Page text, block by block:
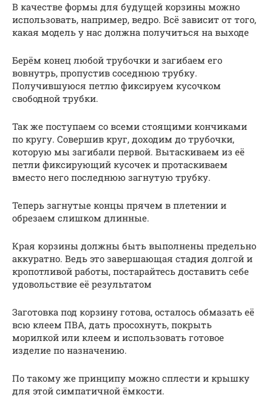
В качестве формы для будущей корзины можно
использовать, например, ведро. Всё зависит от того,
какая модель у нас должна получиться на выходе
Берём конец любой трубочки и загибаем его
вовнутрь, пропустив соседнюю трубку.
Получившуюся петлю фиксируем кусочком
свободной трубки.
Так же поступаем со всеми стоящими кончиками
по кругу. Совершив круг, доходим до трубочки,
которую мы загибали первой. Вытаскиваем из её
петли фиксирующий кусочек и протаскиваем
вместо него последнюю загнутую трубку.
Теперь загнутые концы прячем в плетении и
обрезаем слишком длинные.
Края корзины должны быть выполнены предельно
аккуратно. Ведь это завершающая стадия долгой и
кропотливой работы, постарайтесь доставить себе
удовольствие её результатом
Заготовка под корзину готова, осталось обмазать её
всю клеем ПВА, дать просохнуть, покрыть
морилкой или клеем и использовать готовое
изделие по назначению.
По такому же принципу можно сплести и крышку
для этой симпатичной ёмкости.